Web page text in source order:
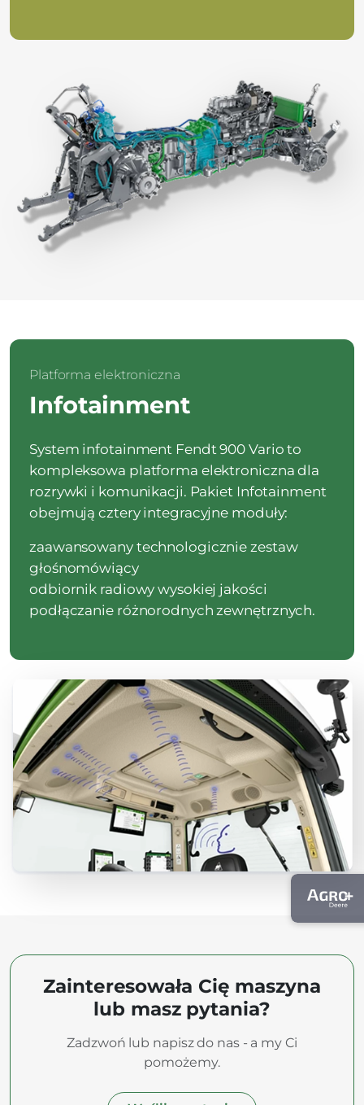
Platforma elektroniczna
Infotainment
System infotainment Fendt 900 Vario to
kompleksowa platforma elektroniczna dla
rozrywki i komunikacji. Pakiet Infotainment
obejmują cztery integracyjne moduły:
zaawansowany technologicznie zestaw
głośnomówiący
odbiornik radiowy wysokiej jakości
podłączanie różnorodnych zewnętrznych.
Zainteresowała Cię maszyna
lub masz pytania?
Zadzwoń lub napisz do nas - a my Ci
pomożemy.